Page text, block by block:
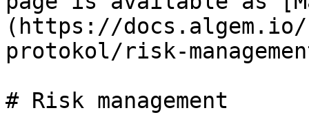
(https://
protokol/risk-
# Risk management